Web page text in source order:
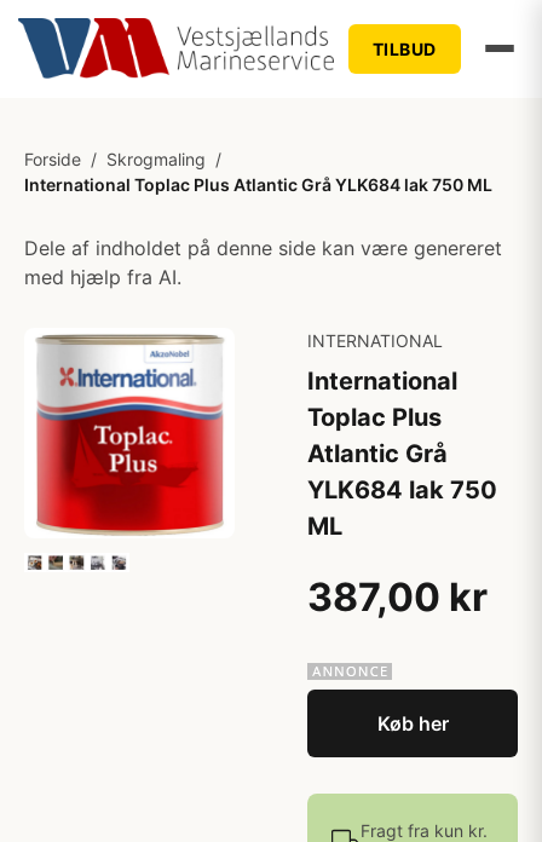
TILBUD
Forside / Skrogmaling /
International Toplac Plus Atlantic Grå YLK684 lak 750 ML
Dele af indholdet på denne side kan være genereret
med hjælp fra AI.
INTERNATIONAL
International
Toplac Plus
Atlantic Grå
YLK684 lak 750
ML
387,00 kr
Køb her
Fragt fra kun kr.